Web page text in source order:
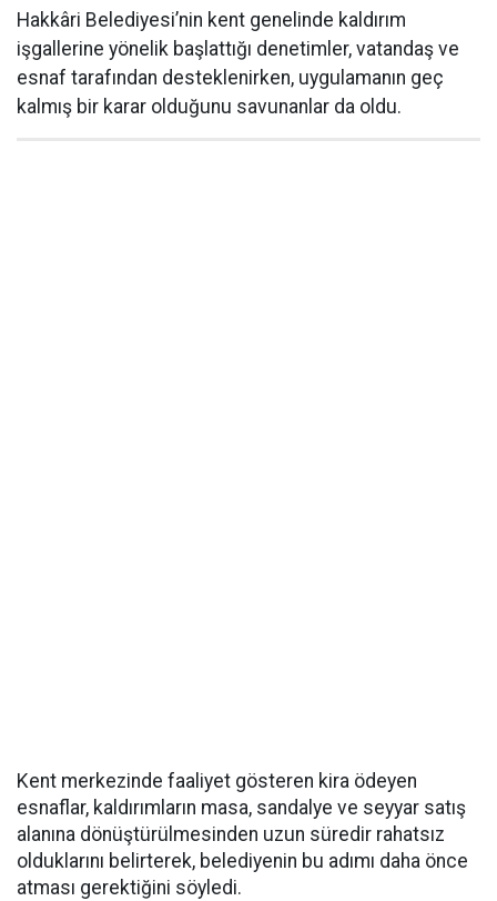
Hakkâri Belediyesi’nin kent genelinde kaldırım
işgallerine yönelik başlattığı denetimler, vatandaş ve
esnaf tarafından desteklenirken, uygulamanın geç
kalmış bir karar olduğunu savunanlar da oldu.
Kent merkezinde faaliyet gösteren kira ödeyen
esnaflar, kaldırımların masa, sandalye ve seyyar satış
alanına dönüştürülmesinden uzun süredir rahatsız
olduklarını belirterek, belediyenin bu adımı daha önce
atması gerektiğini söyledi.